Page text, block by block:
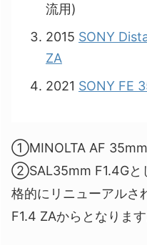
流用)
2015 SONY
ZA
2021 SONY FE
①MINOLTA AF 35mm
②SAL35mm F1.4Gと
格的にリニューアル
F1.4 ZAからとなります